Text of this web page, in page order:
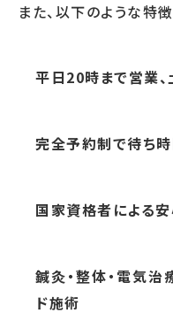
また、以下のような特
平日20時まで営業
完全予約制で待ち
国家資格者による
鍼灸・整体・電気
ド施術